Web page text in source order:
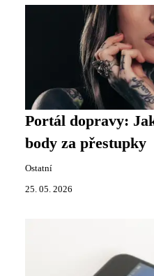
Portál dopravy:
body za přestupky
Ostatní
25. 05. 2026